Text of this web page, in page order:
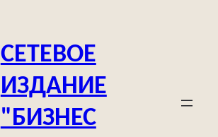
СЕТЕВОЕ
ИЗДАНИЕ
"БИЗНЕС